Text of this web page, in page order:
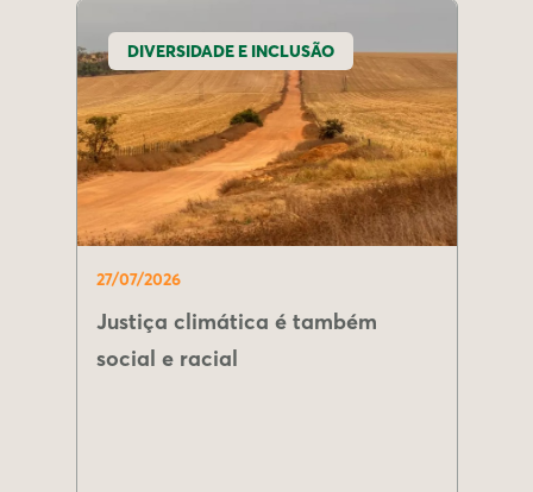
DIVERSIDADE E INCLUSÃO
27/07/2026
Justiça climática é também
social e racial